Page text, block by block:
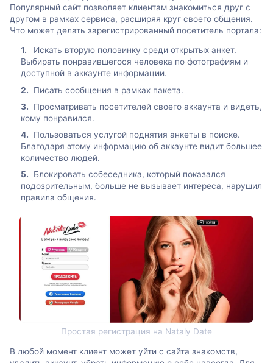
Популярный сайт позволяет клиентам знакомиться друг с
другом в рамках сервиса, расширяя круг своего общения.
Что может делать зарегистрированный посетитель портала:
Искать вторую половинку среди открытых анкет.
Выбирать понравившегося человека по фотографиям и
доступной в аккаунте информации.
Писать сообщения в рамках пакета.
Просматривать посетителей своего аккаунта и видеть,
кому понравился.
Пользоваться услугой поднятия анкеты в поиске.
Благодаря этому информацию об аккаунте видит большее
количество людей.
Блокировать собеседника, который показался
подозрительным, больше не вызывает интереса, нарушил
правила общения.
Простая регистрация на Nataly Date
В любой момент клиент может уйти с сайта знакомств,